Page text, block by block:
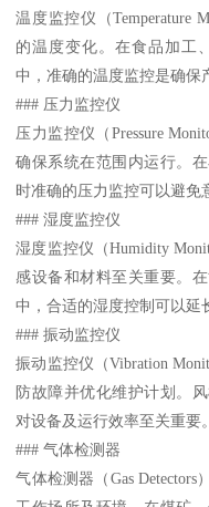
温度监控仪（Temperature
的温度变化。在食品加工
中，准确的温度监控是确保
### 压力监控仪
压力监控仪（Pressure
确保系统在范围内运行。
时准确的压力监控可以避免
### 湿度监控仪
湿度监控仪（Humidity
感设备和材料至关重要。
中，合适的湿度控制可以延
### 振动监控仪
振动监控仪（Vibration
防故障并优化维护计划。
对设备及运行效率至关重要。
### 气体检测器
气体检测器（Gas